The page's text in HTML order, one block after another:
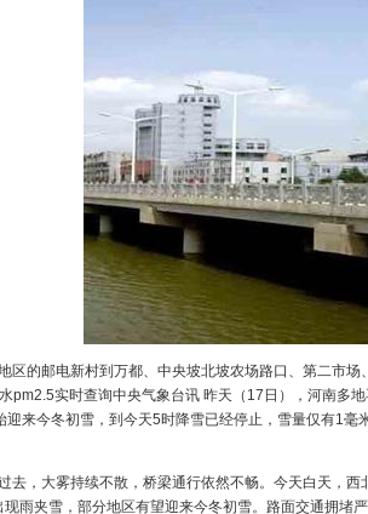
区的邮电新村到万都、中央坡北坡农场路口、第二市
pm2.5实时查询中央气象台讯 昨天（17日），河南多
来今冬初雪，到今天5时降雪已经停止，雪量仅有1
去，大雾持续不散，桥梁通行依然不畅。今天白天，
雨夹雪，部分地区有望迎来今冬初雪。路面交通拥堵